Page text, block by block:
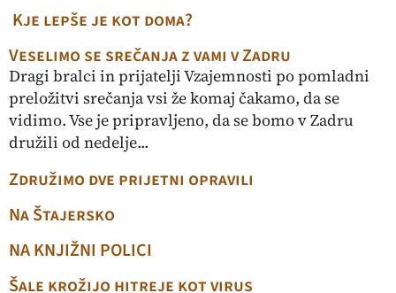
Kje lepše je kot doma?
Veselimo se srečanja z vami v Zadru
Dragi bralci in prijatelji Vzajemnosti po pomladni
preložitvi srečanja vsi že komaj čakamo, da se
vidimo. Vse je pripravljeno, da se bomo v Zadru
družili od nedelje...
Združimo dve prijetni opravili
Na Štajersko
NA KNJIŽNI POLICI
Šale krožijo hitreje kot virus